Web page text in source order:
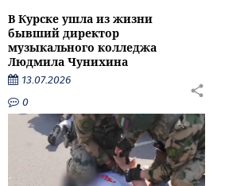
В Курске ушла из жизни
бывший директор
музыкального колледжа
Людмила Чунихина
13.07.2026
0